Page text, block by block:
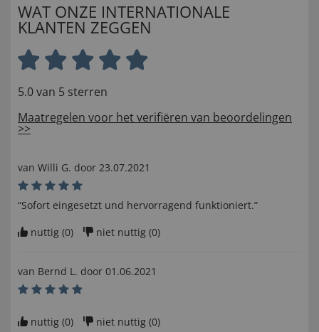
WAT ONZE INTERNATIONALE
KLANTEN ZEGGEN
5.0 van 5 sterren
Maatregelen voor het verifiëren van beoordelingen
>>
van Willi G. door 23.07.2021
“Sofort eingesetzt und hervorragend funktioniert.”
nuttig (0) niet nuttig (0)
van Bernd L. door 01.06.2021
nuttig (0) niet nuttig (0)